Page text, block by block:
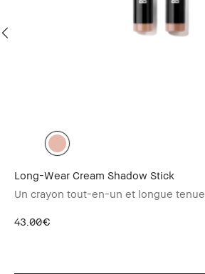
Long-Wear Cream Shadow Stick
Un crayon tout-en-un et longue tenue.
43.00€